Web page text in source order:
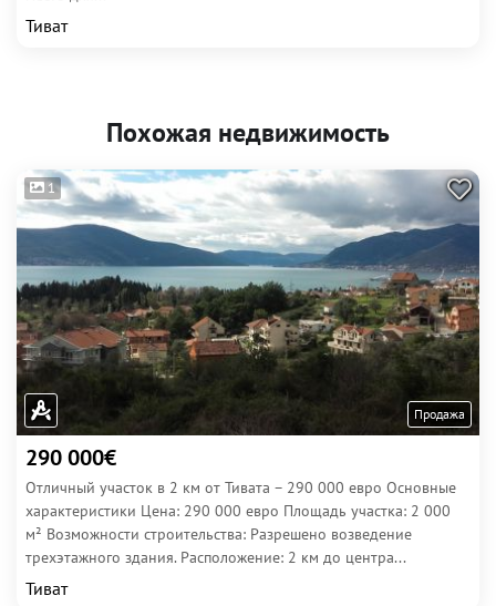
Тиват
Похожая недвижимость
1
Продажа
290 000€
Отличный участок в 2 км от Тивата – 290 000 евро Основные
характеристики Цена: 290 000 евро Площадь участка: 2 000
м² Возможности строительства: Разрешено возведение
трехэтажного здания. Расположение: 2 км до центра...
Тиват